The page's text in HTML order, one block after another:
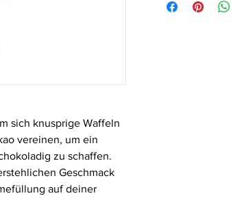
sich knusprige Waffeln
vereinen, um ein
zu schaffen.
Geschmack
auf deiner